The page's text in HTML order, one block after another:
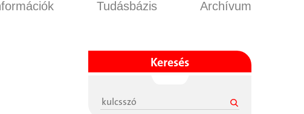
Tudásbázis Archívum
Keresés